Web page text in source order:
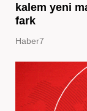
kalem yeni
fark
Haber7